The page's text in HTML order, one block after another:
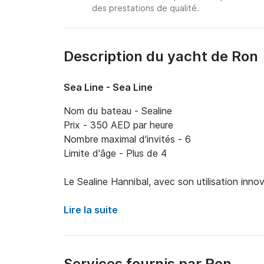
des prestations de qualité.
Description du yacht de Ron
Sea Line - Sea Line
Nom du bateau - Sealine
Prix - 350 AED par heure
Nombre maximal d'invités - 6
Limite d'âge - Plus de 4
Le Sealine Hannibal, avec son utilisation
Chaque aspect de la conception a une raison
Sealine a toujours eu pour objectif de créer
Lire la suite